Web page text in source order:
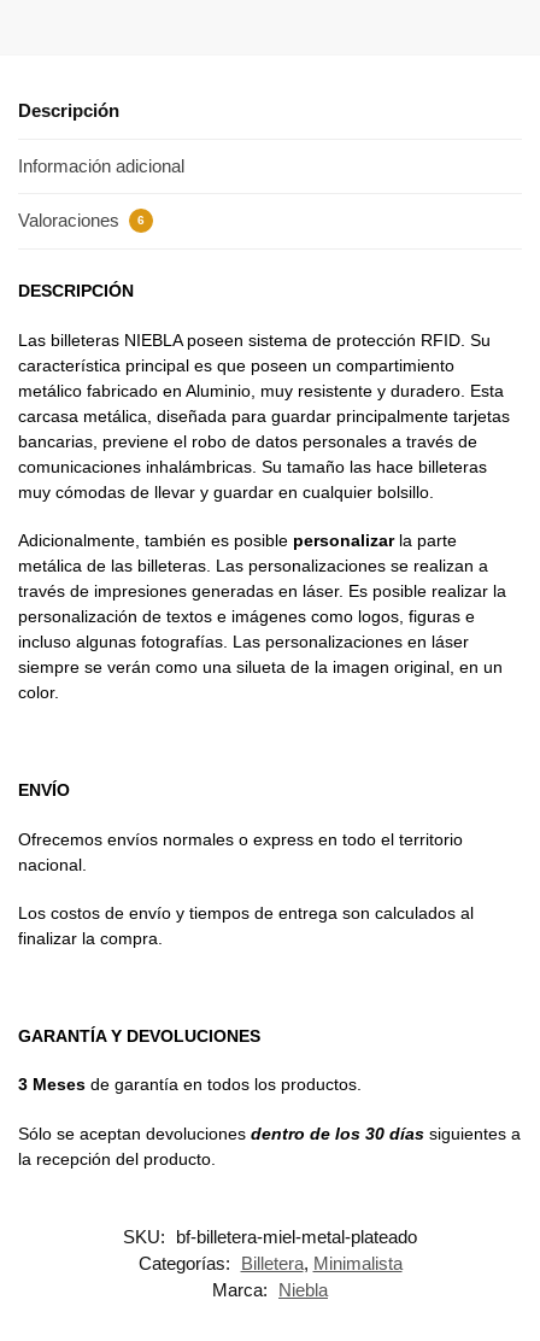
Descripción
Información adicional
Valoraciones 6
DESCRIPCIÓN
Las billeteras NIEBLA poseen sistema de protección RFID. Su
característica principal es que poseen un compartimiento
metálico fabricado en Aluminio, muy resistente y duradero. Esta
carcasa metálica, diseñada para guardar principalmente tarjetas
bancarias, previene el robo de datos personales a través de
comunicaciones inhalámbricas. Su tamaño las hace billeteras
muy cómodas de llevar y guardar en cualquier bolsillo.
Adicionalmente, también es posible personalizarla parte
metálica de las billeteras. Las personalizaciones se realizan a
través de impresiones generadas en láser. Es posible realizar la
personalización de textos e imágenes como logos, figuras e
incluso algunas fotografías. Las personalizaciones en láser
siempre se verán como una silueta de la imagen original, en un
color.
ENVÍO
Ofrecemos envíos normales o express en todo el territorio
nacional.
Los costos de envío y tiempos de entrega son calculados al
finalizar la compra.
GARANTÍA Y DEVOLUCIONES
3 Meses de garantía en todos los productos.
Sólo se aceptan devoluciones dentro de los 30 días siguientes a
la recepción del producto.
SKU:
bf-billetera-miel-metal-plateado
Categorías:
Billetera, Minimalista
Marca:
Niebla